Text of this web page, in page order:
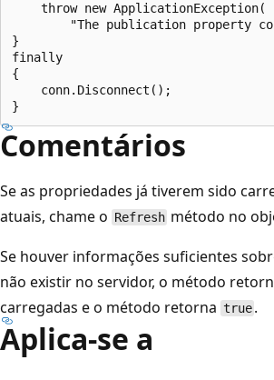
    throw new ApplicationException(
"The publication property
}
finally
{
    conn.Disconnect();
Comentários
Se as propriedades já tiverem sido
atuais, chame o Refresh método no
Se houver informações suficientes
não existir no servidor, o método
carregadas e o método retorna true .
Aplica-se a